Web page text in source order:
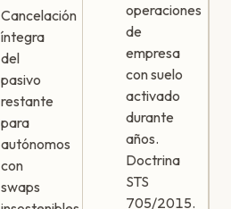
Cancelación
íntegra
del
pasivo
restante
para
autónomos
con
swaps
operaciones
de
empresa
con suelo
activado
durante
años.
Doctrina
STS
705/2015.